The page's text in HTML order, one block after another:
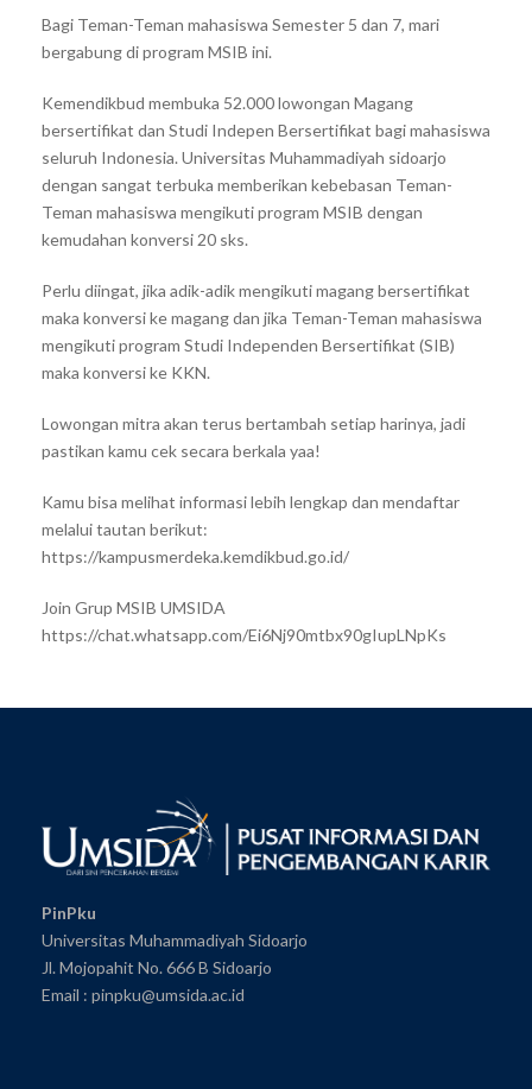
Bagi Teman-Teman mahasiswa Semester 5 dan 7, mari
bergabung di program MSIB ini.
Kemendikbud membuka 52.000 lowongan Magang
bersertifikat dan Studi Indepen Bersertifikat bagi mahasiswa
seluruh Indonesia. Universitas Muhammadiyah sidoarjo
dengan sangat terbuka memberikan kebebasan Teman-
Teman mahasiswa mengikuti program MSIB dengan
kemudahan konversi 20 sks.
Perlu diingat, jika adik-adik mengikuti magang bersertifikat
maka konversi ke magang dan jika Teman-Teman mahasiswa
mengikuti program Studi Independen Bersertifikat (SIB)
maka konversi ke KKN.
Lowongan mitra akan terus bertambah setiap harinya, jadi
pastikan kamu cek secara berkala yaa!
Kamu bisa melihat informasi lebih lengkap dan mendaftar
melalui tautan berikut:
https://kampusmerdeka.kemdikbud.go.id/
Join Grup MSIB UMSIDA
https://chat.whatsapp.com/Ei6Nj90mtbx90gIupLNpKs
PinPku
Universitas Muhammadiyah Sidoarjo
Jl. Mojopahit No. 666 B Sidoarjo
Email : pinpku@umsida.ac.id